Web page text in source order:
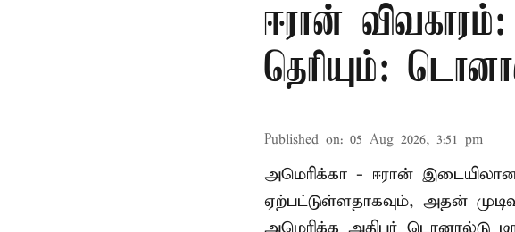
ஈரான்
தெரியும்:
Published on: 05 Aug 2026, 3:51 pm
அமெரிக்கா - ஈரான் இடையிலான
ஏற்பட்டுள்ளதாகவும், அதன்